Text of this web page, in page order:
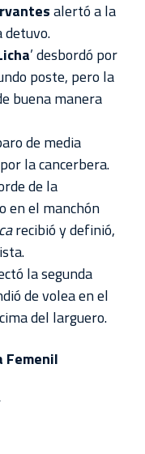
alertó a la
detuvo.
’ desbordó por
poste, pero la
buena manera
de media
la cancerbera.
de la
en el manchón
recibió y definió,
la segunda
de volea en el
del larguero.
Femenil